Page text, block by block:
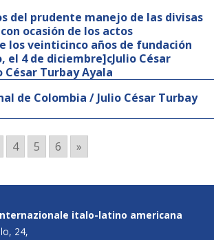
del prudente manejo de las divisas
ocasión de los actos
los veinticinco años de fundación
el 4 de diciembre]cJulio César
César Turbay Ayala
de Colombia / Julio César Turbay
4 5 6 »
italo-latino americana
24,